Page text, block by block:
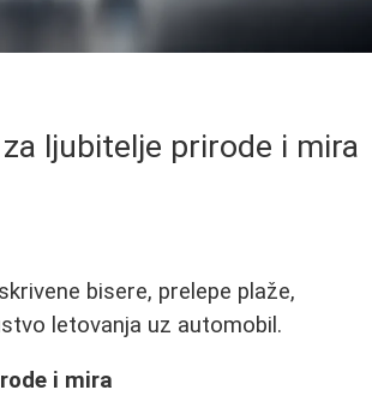
ljubitelje prirode i mira
bisere, prelepe plaže,
letovanja uz automobil.
i mira